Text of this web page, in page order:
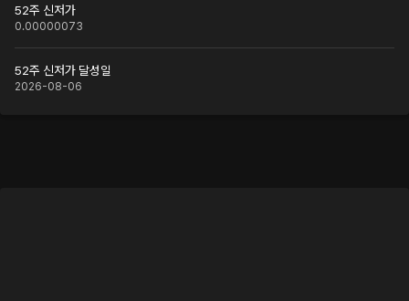
52주 신저가
0.00000073
52주 신저가 달성일
2026-08-06